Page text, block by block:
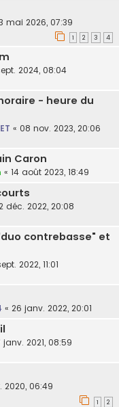
mai 2026, 07:39
1 2 3 4
2024, 08:04
- heure du
« 08 nov. 2023, 20:06
Caron
« 14 août 2023, 18:49
déc. 2022, 20:08
contrebasse" et
2022, 11:01
« 26 janv. 2022, 20:01
janv. 2021, 08:59
2020, 06:49
1 2